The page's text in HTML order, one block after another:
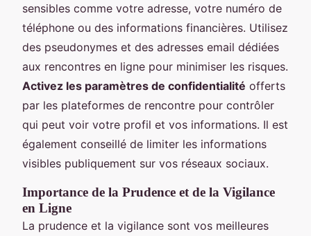
sensibles comme votre adresse, votre numéro de
téléphone ou des informations financières. Utilisez
des pseudonymes et des adresses email dédiées
aux rencontres en ligne pour minimiser les risques.
Activez les paramètres de confidentialité offerts
par les plateformes de rencontre pour contrôler
qui peut voir votre profil et vos informations. Il est
également conseillé de limiter les informations
visibles publiquement sur vos réseaux sociaux.
Importance de la Prudence et de la Vigilance
en Ligne
La prudence et la vigilance sont vos meilleures